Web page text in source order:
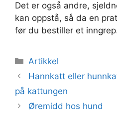
Det er også andre,
kan oppstå, så da en
før du bestiller et
Kategorier
Artikkel
Hannkatt eller
på kattungen
Øremidd hos hund